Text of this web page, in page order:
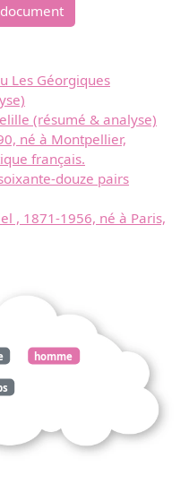
Les Géorgiques
(résumé & analyse)
né à Montpellier,
français.
douze pairs
, 1871-1956, né à Paris,
homme